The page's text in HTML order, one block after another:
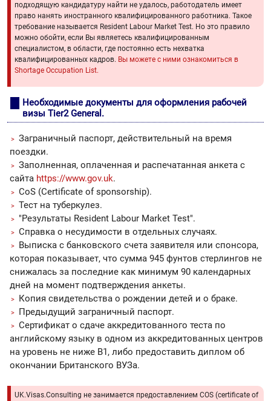
подходящую кандидатуру найти не удалось, работодатель имеет
право нанять иностранного квалифицированного работника. Такое
требование называется Resident Labour Market Test. Но это правило
можно обойти, если Вы являетесь квалифицированным
специалистом, в области, где постоянно есть нехватка
квалифицированных кадров. Вы можете с ними ознакомиться в
Shortage Occupation List.
Необходимые документы для оформления рабочей
визы Tier2 General.
Заграничный паспорт, действительный на время
поездки.
Заполненная, оплаченная и распечатанная анкета с
сайта https://www.gov.uk.
CoS (Certificate of sponsorship).
Тест на туберкулез.
"Результаты Resident Labour Market Test".
Cправка о несудимости в отдельных случаях.
Выписка с банковского счета заявителя или спонсора,
которая показывает, что сумма 945 фунтов стерлингов не
снижалась за последние как минимум 90 календарных
дней на момент подтверждения анкеты.
Копия свидетельства о рождении детей и о браке.
Предыдущий заграничный паспорт.
Сертификат о сдаче аккредитованного теста по
английскому языку в одном из аккредитованных центров
на уровень не ниже B1, либо предоставить диплом об
окончании Британского ВУЗа.
UK.Visas.Consulting не занимается предоставлением COS (certificate of